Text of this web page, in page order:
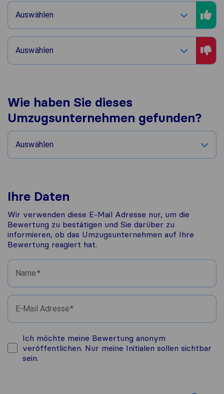
Auswählen
Auswählen
Wie haben Sie dieses
Umzugsunternehmen gefunden?
Auswählen
Ihre Daten
Wir verwenden diese E-Mail Adresse nur, um die
Bewertung zu bestätigen und Sie darüber zu
informieren, ob das Umzugsunternehmen auf Ihre
Bewertung reagiert hat.
Name
E-Mail Adresse
Ich möchte meine Bewertung anonym
veröffentlichen. Nur meine Initialen sollen sichtbar
sein.